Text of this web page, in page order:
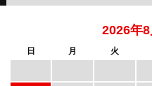
2026年
日 月 火